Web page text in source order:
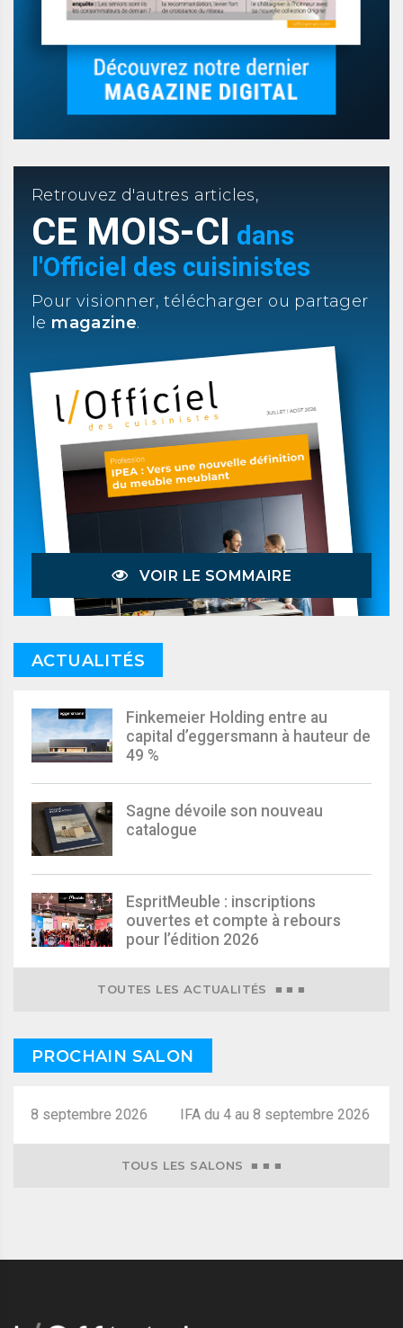
Retrouvez d'autres articles,
CE MOIS-CI dans
l'Officiel des cuisinistes
Pour visionner, télécharger ou partager
le magazine.
VOIR LE SOMMAIRE
ACTUALITÉS
Finkemeier Holding entre au
capital d’eggersmann à hauteur de
49 %
Sagne dévoile son nouveau
catalogue
EspritMeuble : inscriptions
ouvertes et compte à rebours
pour l’édition 2026
TOUTES LES ACTUALITÉS ■ ■ ■
PROCHAIN SALON
au 8 septembre 2026
TOUS LES SALONS ■ ■ ■